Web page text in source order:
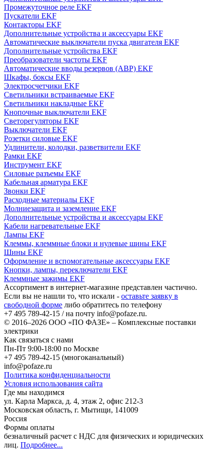
Промежуточное реле EKF
Пускатели EKF
Контакторы EKF
Дополнительные устройства и аксессуары EKF
Автоматические выключатели пуска двигателя EKF
Дополнительные устройства EKF
Преобразователи частоты EKF
Автоматические вводы резервов (АВР) EKF
Шкафы, боксы EKF
Электросчетчики EKF
Светильники встраиваемые EKF
Светильники накладные EKF
Кнопочные выключатели EKF
Светорегуляторы EKF
Выключатели EKF
Розетки силовые EKF
Удлинители, колодки, разветвители EKF
Рамки EKF
Инструмент EKF
Силовые разъемы EKF
Кабельная арматура EKF
Звонки EKF
Расходные материалы EKF
Молниезащита и заземление EKF
Дополнительные устройства и аксессуары EKF
Кабели нагревательные EKF
Лампы EKF
Клеммы, клеммные блоки и нулевые шины EKF
Шины EKF
Оформление и вспомогательные аксессуары EKF
Кнопки, лампы, переключатели EKF
Клеммные зажимы EKF
Ассортимент в интернет-магазине представлен частично.
Если вы не нашли то, что искали - оставьте заявку в
свободной форме либо обратитесь по телефону
+7 495 789-42-15 / на почту info@pofaze.ru.
© 2016–2026 ООО «ПО ФАЗЕ» – Комплексные поставки
электрики
Как связаться с нами
Пн-Пт 9:00-18:00 по Москве
+7 495 789-42-15 (многоканальный)
info@pofaze.ru
Политика конфиденциальности
Условия использования сайта
Где мы находимся
ул. Карла Маркса, д. 4, этаж 2, офис 212-3
Московская область, г. Мытищи, 141009
Россия
Формы оплаты
безналичный расчет с НДС для физических и юридических
лиц. Подробнее...